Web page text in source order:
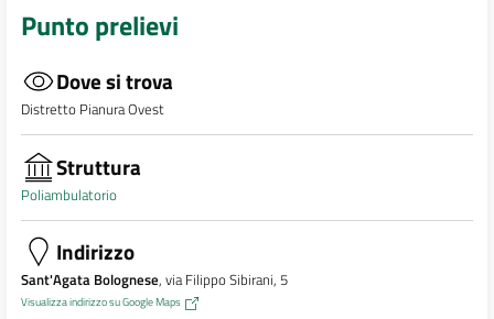
Punto prelievi
Dove si trova
Distretto Pianura Ovest
Struttura
Poliambulatorio
Indirizzo
Sant'Agata Bolognese, via Filippo Sibirani, 5
Visualizza indirizzo su Google Maps